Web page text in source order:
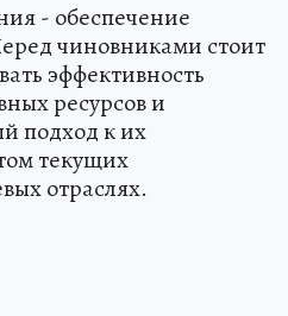
- обеспечение
чиновниками стоит
эффективность
ресурсов и
подход к их
текущих
отраслях.